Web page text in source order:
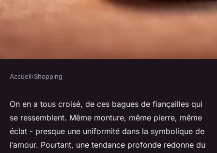
SHOPPING
Bagues personnalisées :
trouvez le modèle idéal pour
vous
Accueil›Shopping
On en a tous croisé, de ces bagues de fiançailles qui
se ressemblent. Même monture, même pierre, même
éclat - presque une uniformité dans la symbolique de
l’amour. Pourtant, une tendance profonde redonne du